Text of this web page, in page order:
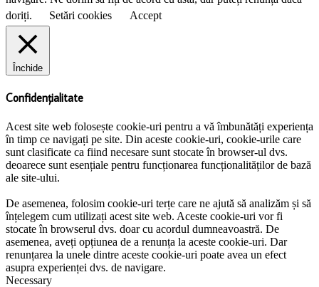
doriți.
Setări cookies Accept
Închide
Confidențialitate
Acest site web folosește cookie-uri pentru a vă îmbunătăți experiența
în timp ce navigați pe site. Din aceste cookie-uri, cookie-urile care
sunt clasificate ca fiind necesare sunt stocate în browser-ul dvs.
deoarece sunt esențiale pentru funcționarea funcționalităților de bază
ale site-ului.
De asemenea, folosim cookie-uri terțe care ne ajută să analizăm și să
înțelegem cum utilizați acest site web. Aceste cookie-uri vor fi
stocate în browserul dvs. doar cu acordul dumneavoastră. De
asemenea, aveți opțiunea de a renunța la aceste cookie-uri. Dar
renunțarea la unele dintre aceste cookie-uri poate avea un efect
asupra experienței dvs. de navigare.
Necessary